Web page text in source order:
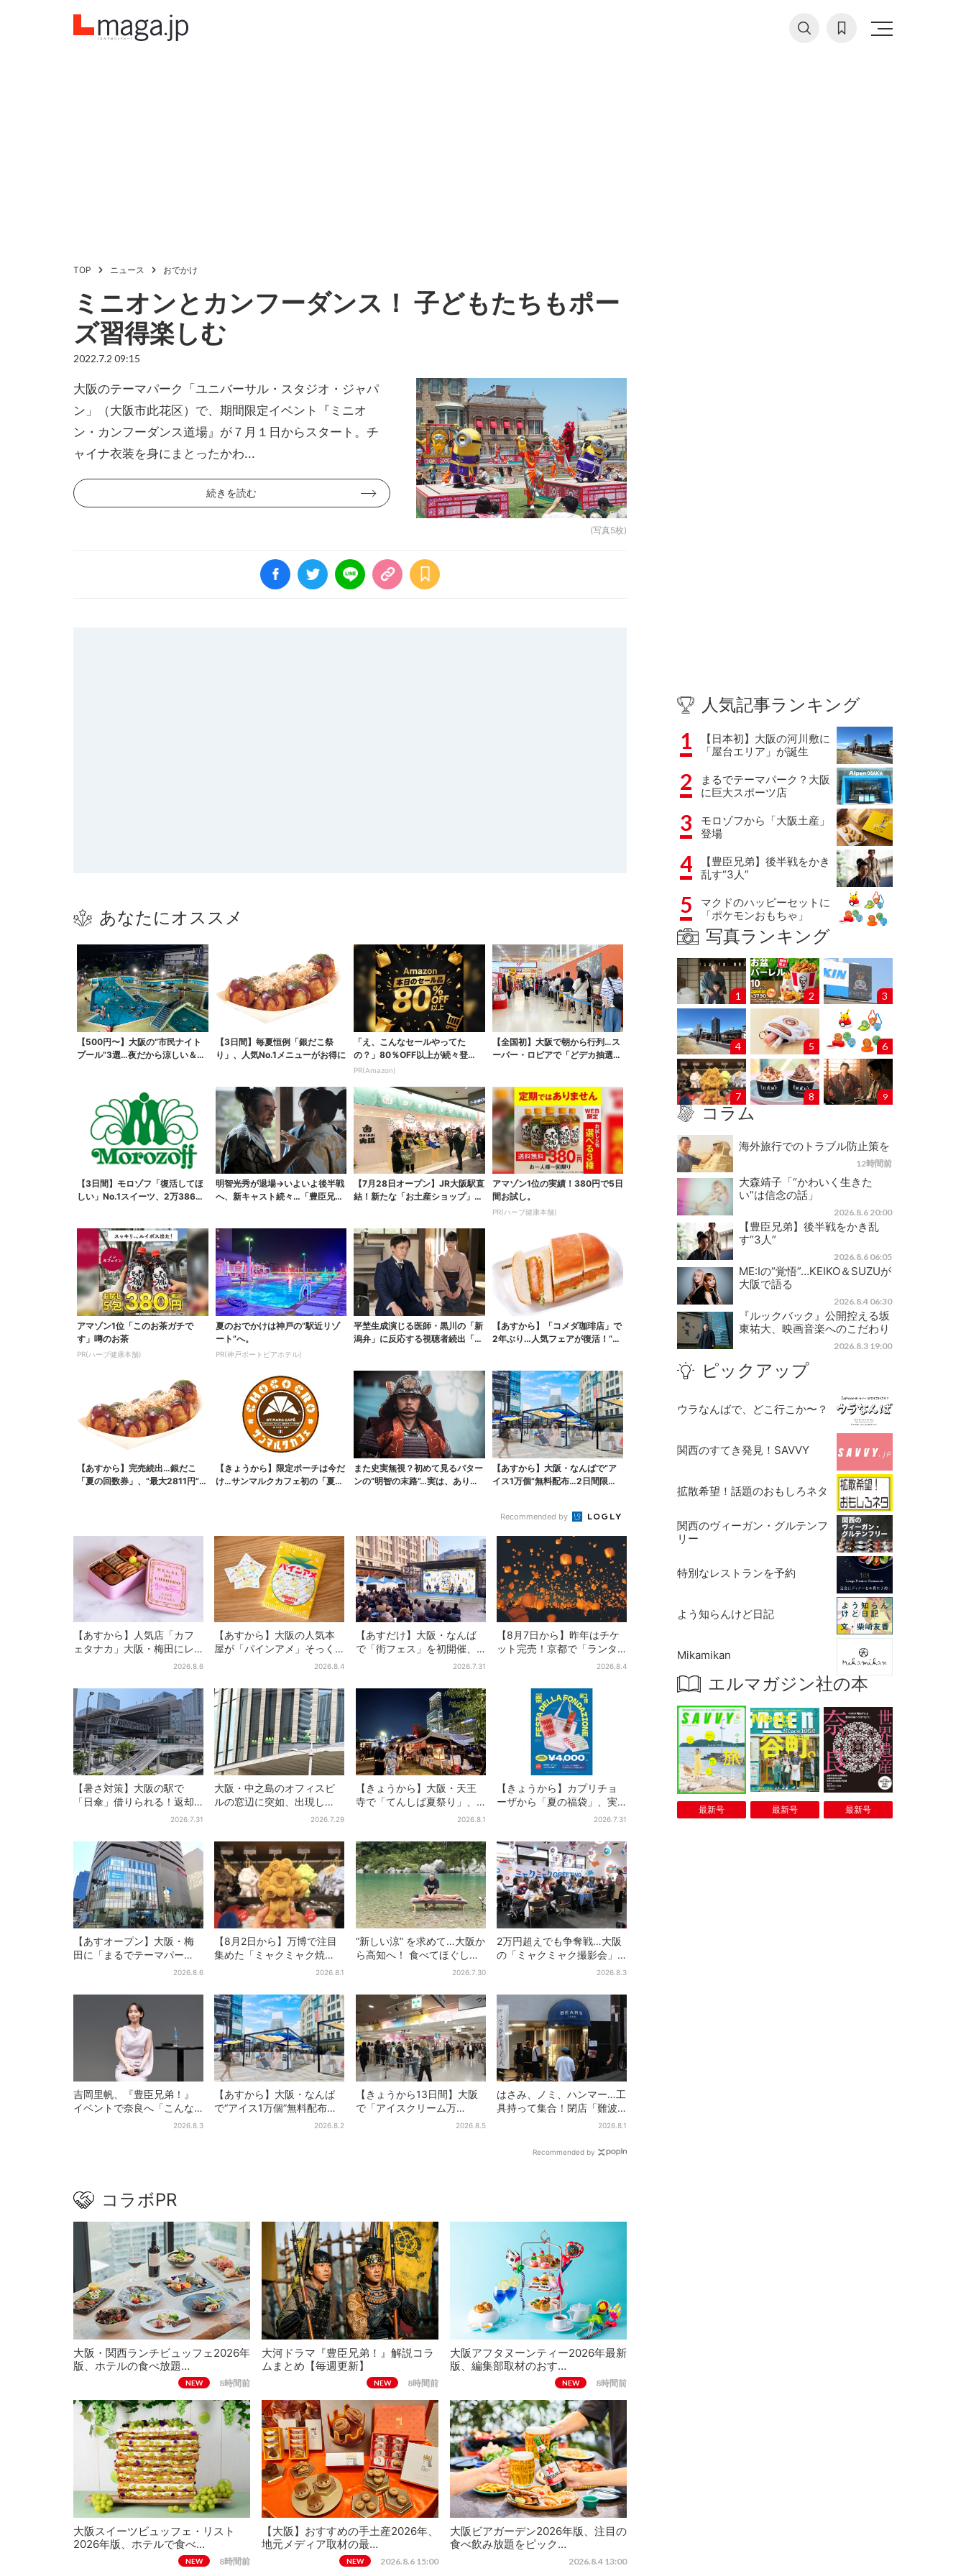
TOP ニュース おでかけ
ミニオンとカンフーダンス！ 子どもたちもポー
ズ習得楽しむ
2022.7.2 09:15
(写真5枚)
大阪のテーマパーク「ユニバーサル・スタジオ・ジャパ
ン」（大阪市此花区）で、期間限定イベント『ミニオ
ン・カンフーダンス道場』が７月１日からスタート。チ
ャイナ衣装を身にまとったかわ...
続きを読む
あなたにオススメ
【500円〜】大阪の“市民ナイト
プール”3選…夜だから涼しい＆コ
【3日間】毎夏恒例「銀だこ祭
り」、人気No.1メニューがお得に
「え、こんなセールやってた
の？」80％OFF以上が続々登
場！Amazonの本気が...
PR(Amazon)
【全国初】大阪で朝から行列…ス
ーパー・ロピアで「どデカ抽選
【3日間】モロゾフ「復活してほ
しい」No.1スイーツ、2万3865
明智光秀が退場→いよいよ後半戦
へ、新キャスト続々…「豊臣兄
【7月28日オープン】JR大阪駅直
結！新たな「お土産ショップ」、
アマゾン1位の実績！380円で5日
間お試し。
PR(ハーブ健康本舗)
アマゾン1位「このお茶ガチで
す」噂のお茶
PR(ハーブ健康本舗)
夏のおでかけは神戸の”駅近リゾ
ート”へ。
PR(神戸ポートピアホテル)
平埜生成演じる医師・黒川の「新
潟弁」に反応する視聴者続出「グ
【あすから】「コメダ珈琲店」で
2年ぶり…人気フェアが復活！“ハ
【あすから】完売続出…銀だこ
「夏の回数券」、“最大2811円”お
【きょうから】限定ポーチは今だ
け…サンマルクカフェ初の「夏福
また史実無視？初めて見るパター
ンの“明智の末路”…実は、ありえ
【あすから】大阪・なんばで“ア
イス1万個”無料配布…2日間限定
Recommended by
【あすから】人気店「カフ
ェタナカ」大阪・梅田にレ
ア商品集結…本店人気パン＆
夏イベント
2026.8.6
【あすから】大阪の人気本
屋が「パインアメ」そっく
りのブックカバー開発、梅
2026.8.4
【あすだけ】大阪・なんば
で「街フェス」を初開催、
USJステージ＆豪華ゲスト
料で
2026.7.31
【8月7日から】昨年はチケ
ット完売！京都で「ランタ
ンフェス」、最大3500の光
2026.8.4
【暑さ対策】大阪の駅で
「日傘」借りられる！返却
どこでもOK、熱中症対策に
2026.7.31
大阪・中之島のオフィスビ
ルの窓辺に突如、出現し
た……巨大インコ「何かい
その正体とは？
2026.7.29
【きょうから】大阪・天王
寺で「てんしば夏祭り」、
縁日や盆踊り…涼しいスプラ
2026.8.1
【きょうから】カプリチョ
ーザから「夏の福袋」、実
質無料…？値段以上の食事券
2026.7.31
【あすオープン】大阪・梅
田に「まるでテーマパー
ク」な巨大スポーツ店、461
まとめて紹介
2026.8.6
【8月2日から】万博で注目
集めた「ミャクミャク焼
き」初グッズ化！大阪・梅
2026.8.1
“新しい涼” を求めて…大阪か
ら高知へ！ 食べてほぐして
「仁淀ブルー」でととのう
2026.7.30
2万円超えでも争奪戦…大阪
の「ミャクミャク撮影会」
に全国からファン集結、参
いたい理由」
2026.8.3
吉岡里帆、『豊臣兄弟！』
イベントで奈良へ「こんな
に楽しんでもらえてうれし
2026.8.3
【あすから】大阪・なんば
で“アイス1万個”無料配布…2
日間限定で、ロッテの人気
2026.8.2
【きょうから13日間】大阪
で「アイスクリーム万
博」、全国34ブランド・2026.8.5
はさみ、ノミ、ハンマー…工
具持って集合！閉店「難波
ベアーズ」最終日400人超…
2026.8.1
Recommended by
コラボPR
大阪・関西ランチビュッフェ2026年
版、ホテルの食べ放題…
NEW 8時間前
大河ドラマ『豊臣兄弟！』解説コラ
ムまとめ【毎週更新】
NEW 8時間前
大阪アフタヌーンティー2026年最新
版、編集部取材のおす…
NEW 8時間前
大阪スイーツビュッフェ・リスト
2026年版、ホテルで食べ…
NEW 8時間前
【大阪】おすすめの手土産2026年、
地元メディア取材の最…
NEW 2026.8.6 15:00
大阪ビアガーデン2026年版、注目の
食べ飲み放題をピック…
2026.8.4 13:00
人気記事ランキング
1
【日本初】大阪の河川敷に
「屋台エリア」が誕生
2
まるでテーマパーク？大阪
に巨大スポーツ店
3
モロゾフから「大阪土産」
登場
4
【豊臣兄弟】後半戦をかき
乱す“3人”
5
マクドのハッピーセットに
「ポケモンおもちゃ」
写真ランキング
1 2 3
4 5 6
7 8 9
コラム
海外旅行でのトラブル防止策を
12時間前
大森靖子「“かわいく生きた
い”は信念の話」
2026.8.6 20:00
【豊臣兄弟】後半戦をかき乱
す“3人”
2026.8.6 06:05
ME:Iの“覚悟”…KEIKO＆SUZUが
大阪で語る
2026.8.4 06:30
『ルックバック』公開控える坂
東祐大、映画音楽へのこだわり
2026.8.3 19:00
ピックアップ
ウラなんばで、どこ行こか〜？
関西のすてき発見！SAVVY
拡散希望！話題のおもしろネタ
関西のヴィーガン・グルテンフ
リー
特別なレストランを予約
よう知らんけど日記
Mikamikan
エルマガジン社の本
最新号 最新号 最新号